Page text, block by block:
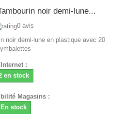
noir demi-lune...
0 avis
noir demi-lune en plastique avec 20
Internet :
en stock
Magasins :
En stock